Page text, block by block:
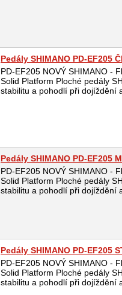
Pedály SHIMANO PD-EF205
PD-EF205 NOVÝ SHIMANO -
Solid Platform Ploché pedály
stabilitu a pohodlí při dojíždění
Pedály SHIMANO PD-EF205
PD-EF205 NOVÝ SHIMANO -
Solid Platform Ploché pedály
stabilitu a pohodlí při dojíždění
Pedály SHIMANO PD-EF205
PD-EF205 NOVÝ SHIMANO -
Solid Platform Ploché pedály
stabilitu a pohodlí při dojíždění